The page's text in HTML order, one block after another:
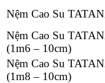
Nệm Cao Su
Nệm Cao Su
(1m6 – 10cm)
Nệm Cao Su
(1m8 – 10cm)